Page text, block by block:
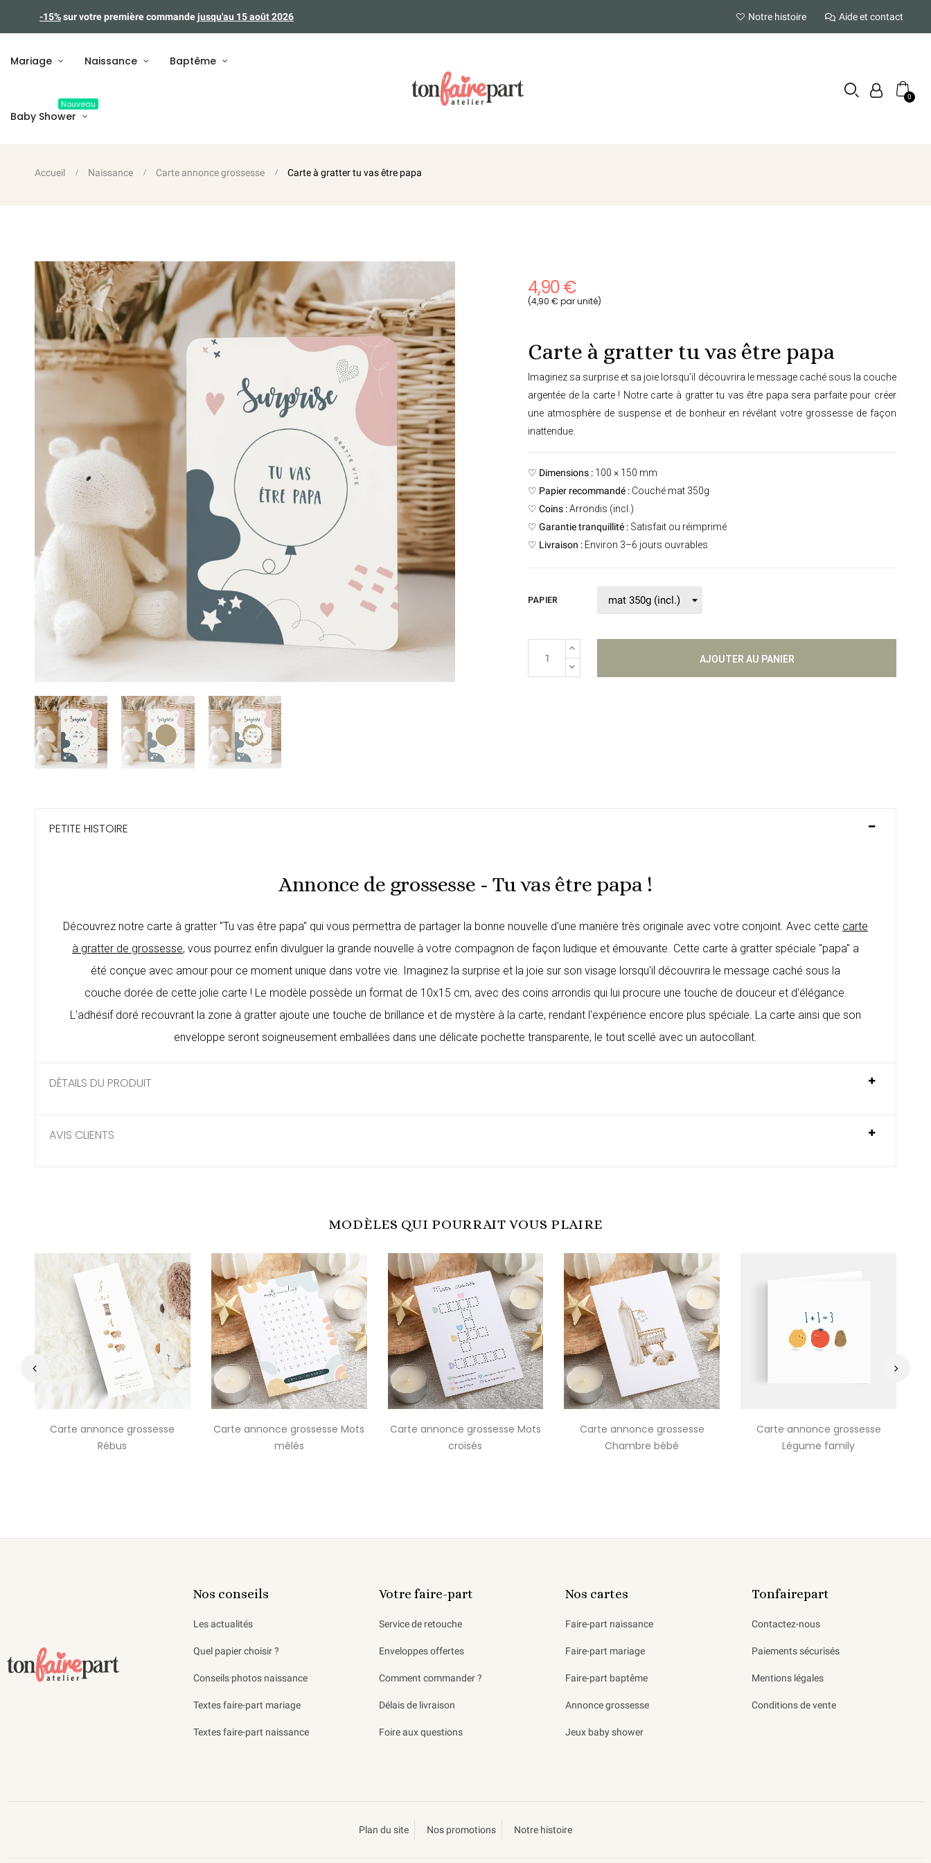
-15%sur votre première commandejusqu'au 15 août 2026 Notre histoire Aide et contact
Mariage Naissance Baptême
Baby Shower
Nouveau
Accueil Naissance Carte annonce grossesse Carte à gratter tu vas être papa
4,90 €
(4,90 € par unité)
Carte à gratter tu vas être papa
Imaginez sa surprise et sa joie lorsqu'il découvrira le message caché sous la couche
argentée de la carte ! Notre carte à gratter tu vas être papa sera parfaite pour créer
une atmosphère de suspense et de bonheur en révélant votre grossesse de façon
inattendue.
♡ Dimensions : 100 × 150 mm
♡ Papier recommandé : Couché mat 350g
♡ Coins :Arrondis (incl.)
♡ Garantie tranquillité : Satisfait ou réimprimé
♡ Livraison : Environ 3–6 jours ouvrables
PAPIER
AJOUTER AU PANIER
PETITE HISTOIRE
Annonce de grossesse - Tu vas être papa !
Découvrez notre carte à gratter "Tu vas être papa" qui vous permettra de partager la bonne nouvelle d'une manière très originale avec votre conjoint. Avec cette carte
à gratter de grossesse, vous pourrez enfin divulguer la grande nouvelle à votre compagnon de façon ludique et émouvante. Cette carte à gratter spéciale "papa" a
été conçue avec amour pour ce moment unique dans votre vie. Imaginez la surprise et la joie sur son visage lorsqu'il découvrira le message caché sous la
couche dorée de cette jolie carte ! Le modèle possède un format de 10x15 cm, avec des coins arrondis qui lui procure une touche de douceur et d'élégance.
L'adhésif doré recouvrant la zone à gratter ajoute une touche de brillance et de mystère à la carte, rendant l'expérience encore plus spéciale. La carte ainsi que son
enveloppe seront soigneusement emballées dans une délicate pochette transparente, le tout scellé avec un autocollant.
DÉTAILS DU PRODUIT
AVIS CLIENTS
MODÈLES QUI POURRAIT VOUS PLAIRE
Carte annonce grossesse
Rébus
Carte annonce grossesse Mots
mêlés
Carte annonce grossesse Mots
croisés
Carte annonce grossesse
Chambre bébé
Carte annonce grossesse
Légume family
‹
Nos conseils
Les actualités
Quel papier choisir ?
Conseils photos naissance
Textes faire-part mariage
Textes faire-part naissance
Votre faire-part
Service de retouche
Enveloppes offertes
Comment commander ?
Délais de livraison
Foire aux questions
Nos cartes
Faire-part naissance
Faire-part mariage
Faire-part baptême
Annonce grossesse
Jeux baby shower
Tonfairepart
Contactez-nous
Paiements sécurisés
Mentions légales
Conditions de vente
Plan du site Nos promotions Notre histoire